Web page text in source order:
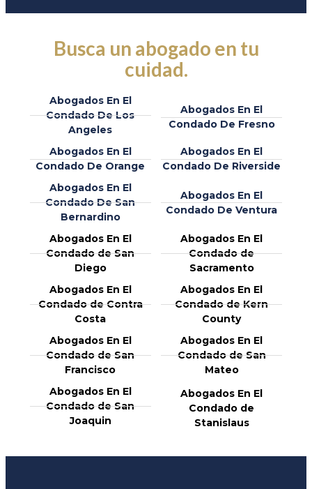
Busca un abogado en tu
cuidad.
Abogados En El
Condado De Los
Angeles
Abogados En El
Condado De Fresno
Abogados En El
Condado De Orange
Abogados En El
Condado De Riverside
Abogados En El
Condado De San
Bernardino
Abogados En El
Condado De Ventura
Abogados En El
Condado de San
Diego
Abogados En El
Condado de
Sacramento
Abogados En El
Condado de Contra
Costa
Abogados En El
Condado de Kern
County
Abogados En El
Condado de San
Francisco
Abogados En El
Condado de San
Mateo
Abogados En El
Condado de San
Joaquin
Abogados En El
Condado de
Stanislaus